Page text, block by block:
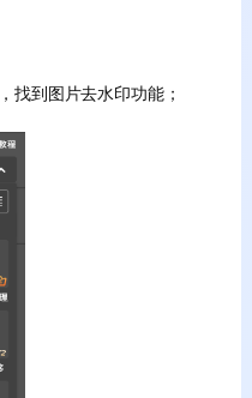
找到图片去水印功能；